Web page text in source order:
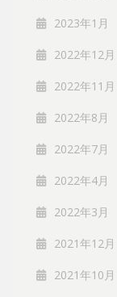
2023年1月
2022年12月
2022年11月
2022年8月
2022年7月
2022年4月
2022年3月
2021年12月
2021年10月